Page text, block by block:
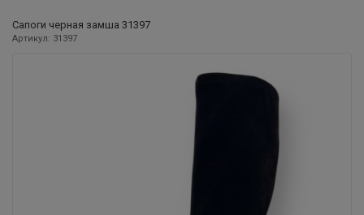
Сапоги черная замша 31397
Артикул: 31397